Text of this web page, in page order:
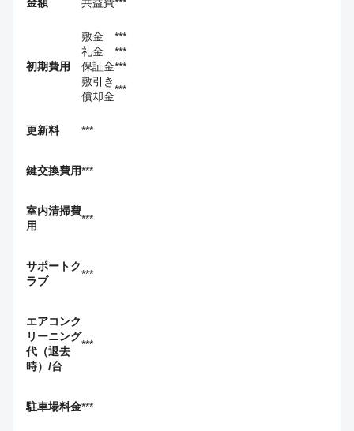
金額 共益費***
初期費用
敷金
***
礼金
***
保証金***
敷引き
償却金
***
更新料 ***
鍵交換費用***
室内清掃費
用
***
サポートク
ラブ
***
エアコンク
リーニング
代（退去
時）/台
***
駐車場料金***